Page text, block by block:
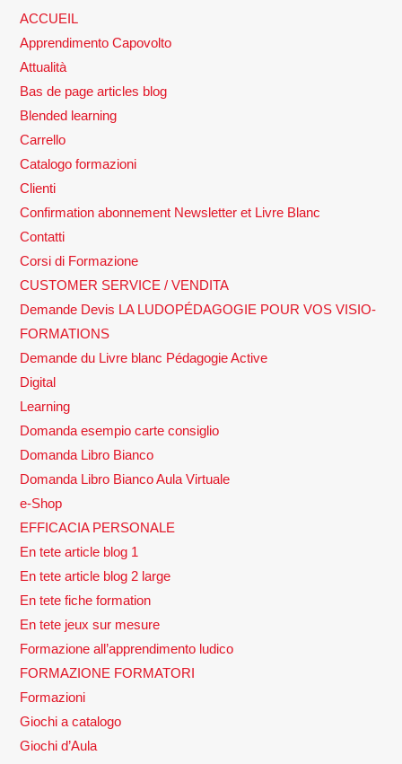
ACCUEIL
Apprendimento Capovolto
Attualità
Bas de page articles blog
Blended learning
Carrello
Catalogo formazioni
Clienti
Confirmation abonnement Newsletter et Livre Blanc
Contatti
Corsi di Formazione
CUSTOMER SERVICE / VENDITA
Demande Devis LA LUDOPÉDAGOGIE POUR VOS VISIO-
FORMATIONS
Demande du Livre blanc Pédagogie Active
Digital
Learning
Domanda esempio carte consiglio
Domanda Libro Bianco
Domanda Libro Bianco Aula Virtuale
e-Shop
EFFICACIA PERSONALE
En tete article blog 1
En tete article blog 2 large
En tete fiche formation
En tete jeux sur mesure
Formazione all’apprendimento ludico
FORMAZIONE FORMATORI
Formazioni
Giochi a catalogo
Giochi d’Aula